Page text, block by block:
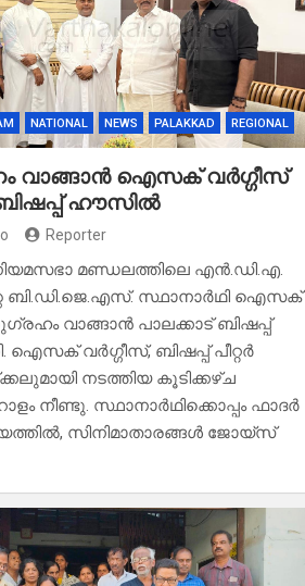
NATIONAL NEWS PALAKKAD REGIONAL
വാങ്ങാൻ ഐസക് വര്‍ഗ്ഗീസ്
ഹൗസില്‍
Reporter
നിയമസഭാ മണ്ഡലത്തിലെ എന്‍.ഡി.എ.
ബി.ഡി.ജെ.എസ്. സ്ഥാനാര്‍ഥി ഐസക്
വാങ്ങാൻ പാലക്കാട് ബിഷപ്പ്
ഐസക് വര്‍ഗ്ഗീസ്, ബിഷപ്പ് പീറ്റര്‍
നടത്തിയ കൂടിക്കഴ്ച
നീണ്ടു. സ്ഥാനാര്‍ഥിക്കൊപ്പം ഫാദര്‍
സിനിമാതാരങ്ങൾ ജോയ്‌സ്